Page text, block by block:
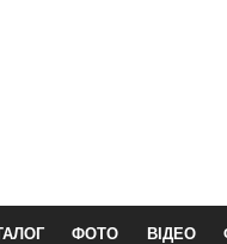
ФОТО ВІДЕО